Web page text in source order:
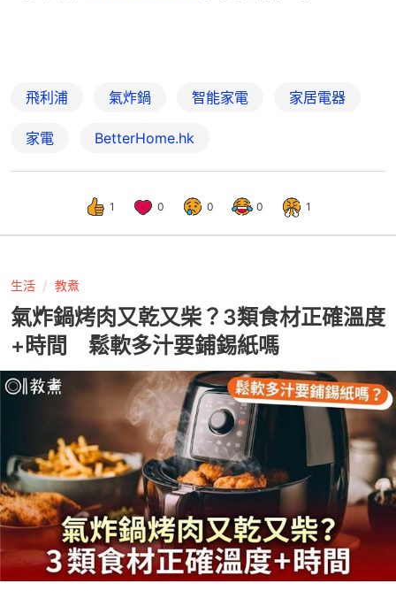
飛利浦 氣炸鍋 智能家電 家居電器
家電 BetterHome.hk
1 0 0 0 1
生活 教煮
氣炸鍋烤肉又乾又柴？3類食材正確溫度
+時間 鬆軟多汁要鋪錫紙嗎